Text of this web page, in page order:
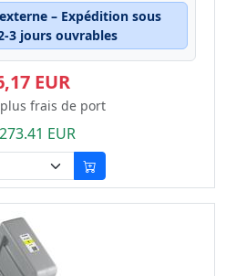
– Expédition sous
3 jours ouvrables
EUR
plus frais de port
EUR